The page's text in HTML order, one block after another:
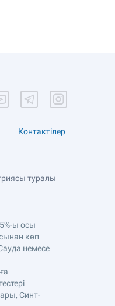
Контактілер
туралы
ы осы
көп
немесе
Синт-